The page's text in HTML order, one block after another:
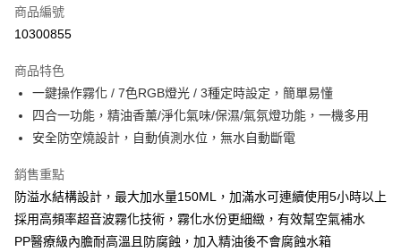
信用卡一次付款
Apple Pay
街口支付
Google Pay
AFTEE先享後付
相關說明
商品編號
10300855
商品特色
一鍵操作霧化 / 7色RGB燈光 / 3種定時設定，簡單易懂
四合一功能，精油香薰/淨化氣味/保濕/氣氛燈功能，一機多用
安全防空燒設計，自動偵測水位，無水自動斷電
銷售重點
防溢水結構設計，最大加水量150ML，加滿水可連續使用5小時以上
採用高頻率超音波霧化技術，霧化水份更細緻，有效幫空氣補水
PP醫療級內膽耐高溫且防腐蝕，加入精油後不會腐蝕水箱